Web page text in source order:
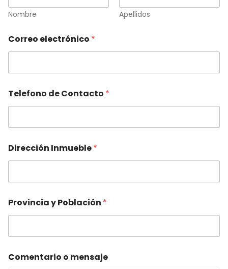
Nombre Apellidos
Correo electrónico *
N
o
b
e
P
r
v
n
Telefono de Contacto *
Dirección Inmueble*
Provincia y Población *
Comentario o mensaje